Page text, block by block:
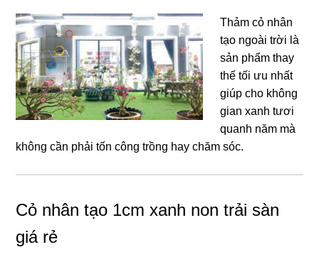
Thảm cỏ nhân
tạo ngoài trời là
sản phẩm thay
thế tối ưu nhất
giúp cho không
gian xanh tươi
quanh năm mà
không cần phải tốn công trồng hay chăm sóc.
Cỏ nhân tạo 1cm xanh non trải sàn
giá rẻ